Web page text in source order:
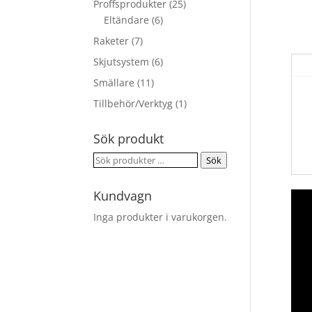
Proffsprodukter (25)
Eltändare (6)
Raketer (7)
Skjutsystem (6)
Smällare (11)
Tillbehör/Verktyg (1)
Sök produkt
Sök
Sök
Kundvagn
Inga produkter i varukorgen.